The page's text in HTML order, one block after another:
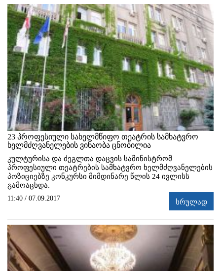
23 პროფესიული სახელმწიფო თეატრის სამხატვრო
ხელმძღვანელების ვინაობა ცნობილია
კულტურისა და ძეგლთა დაცვის სამინისტრომ
პროფესიული თეატრების სამხატვრო ხელმძღვანელების
პოზიციებზე კონკურსი მიმდინარე წლის 24 ივლისს
გამოაცხდა.
11:40 / 07.09.2017 სრულად